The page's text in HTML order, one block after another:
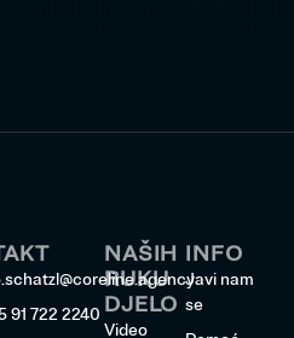
NAŠIH
RUKU
DJELO
Video
INFO
Javi nam
se
91 722 2240